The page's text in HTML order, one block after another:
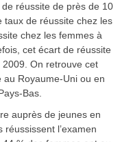
réussite de près de 10
taux de réussite chez les
chez les femmes à
cet écart de réussite
2009. On retrouve cet
Royaume-Uni ou en
Bas.
auprès de jeunes en
l’examen